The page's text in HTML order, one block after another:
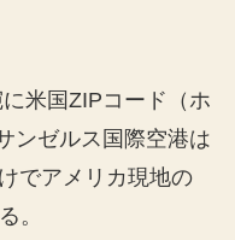
米国ZIPコード（ホ
ンゼルス国際空港は
でアメリカ現地の
。